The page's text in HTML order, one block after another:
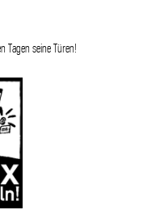
Tagen seine Türen!